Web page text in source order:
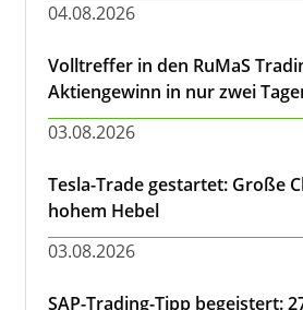
04.08.2026
Volltreffer in den RuMaS
Aktiengewinn in nur zwei
03.08.2026
Tesla-Trade gestartet: Große
hohem Hebel
03.08.2026
SAP-Trading-Tipp begeistert: